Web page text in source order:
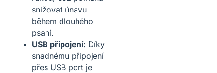
snižovat únavu
během dlouhého
psaní.
USB připojení: Díky
snadnému připojení
přes USB port je